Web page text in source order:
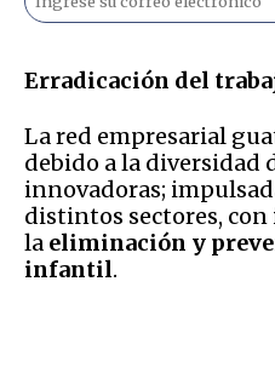
Erradicación del
La red empresarial
debido a la diversidad
innovadoras;
distintos sectores,
la eliminación y
infantil.